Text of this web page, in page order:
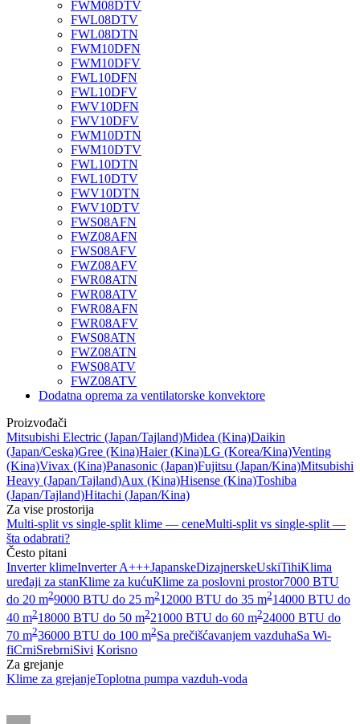
FWM08DTV
FWL08DTV
FWL08DTN
FWM10DFN
FWM10DFV
FWL10DFN
FWL10DFV
FWV10DFN
FWV10DFV
FWM10DTN
FWM10DTV
FWL10DTN
FWL10DTV
FWV10DTN
FWV10DTV
FWS08AFN
FWZ08AFN
FWS08AFV
FWZ08AFV
FWR08ATN
FWR08ATV
FWR08AFN
FWR08AFV
FWS08ATN
FWZ08ATN
FWS08ATV
FWZ08ATV
Dodatna oprema za ventilatorske konvektore
Proizvođači
Mitsubishi Electric (Japan/Tajland)Midea (Kina)Daikin
(Japan/Ceska)Gree (Kina)Haier (Kina)LG (Korea/Kina)Venting
(Kina)Vivax (Kina)Panasonic (Japan)Fujitsu (Japan/Kina)Mitsubishi
Heavy (Japan/Tajland)Aux (Kina)Hisense (Kina)Toshiba
(Japan/Tajland)Hitachi (Japan/Kina)
Za vise prostorija
Multi-split vs single-split klime — ceneMulti-split vs single-split —
šta odabrati?
Često pitani
Inverter klimeInverter A+++JapanskeDizajnerskeUskiTihiKlima
uređaji za stanKlime za kućuKlime za poslovni prostor7000 BTU
do 20 m29000 BTU do 25 m212000 BTU do 35 m214000 BTU do
40 m218000 BTU do 50 m221000 BTU do 60 m224000 BTU do
70 m236000 BTU do 100 m2Sa prečišćavanjem vazduhaSa Wi-
fiCrniSrebrniSivi Korisno
Za grejanje
Klime za grejanjeToplotna pumpa vazduh-voda